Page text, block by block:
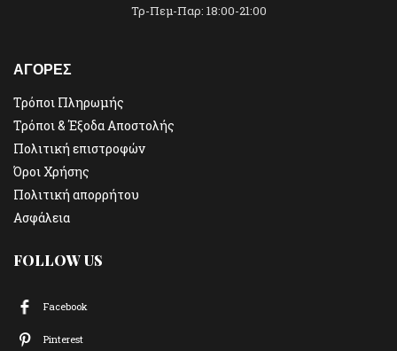
Τρ-Πεμ-Παρ: 18:00-21:00
ΑΓΟΡΕΣ
Τρόποι Πληρωμής
Τρόποι & Έξοδα Αποστολής
Πολιτική επιστροφών
Όροι Χρήσης
Πολιτική απορρήτου
Ασφάλεια
FOLLOW US
Facebook
Pinterest